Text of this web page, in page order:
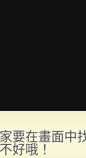
要在畫面中
好哦！